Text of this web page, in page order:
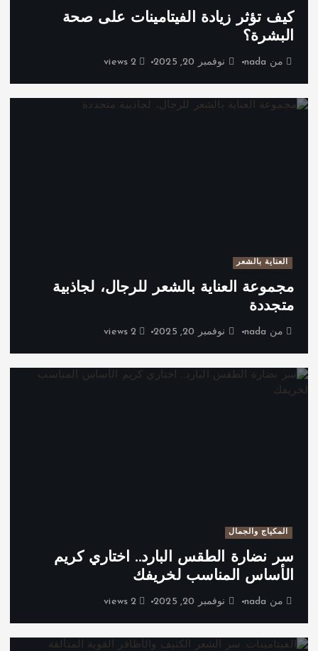
كيف تؤثر زيادة الفيتامينات على صحة
البشرة؟
من nada نوفمبر 20, 2025
العناية بالشعر
مجموعة العناية بالشعر للرجال، لجاذبية
متجددة
من nada نوفمبر 20, 2025
المكياج والجمال
سر نضارة الطقس البارد.. اختاري كريم
الأساس المناسب لخريفك
من nada نوفمبر 20, 2025